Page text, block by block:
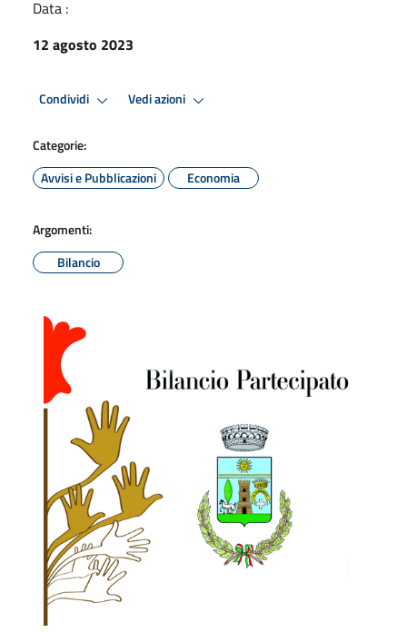
Data :
12 agosto 2023
Condividi Vedi azioni
Categorie:
Avvisi e Pubblicazioni
Economia
Argomenti:
Bilancio